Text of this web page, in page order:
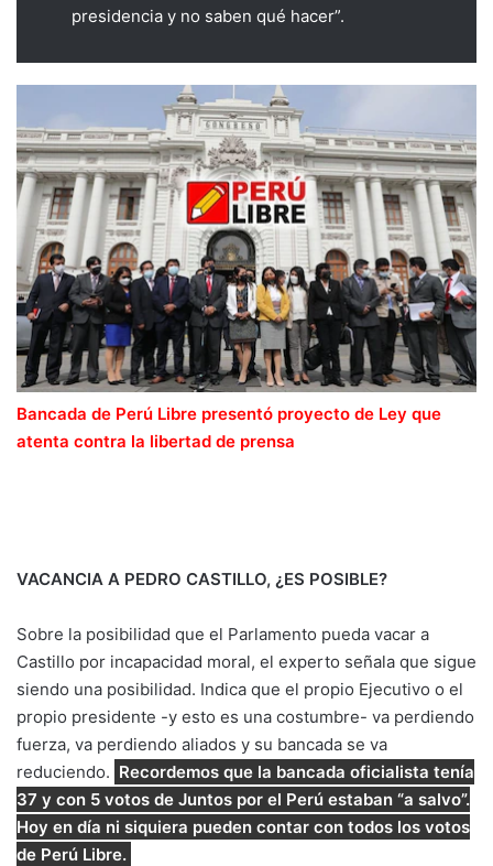
presidencia y no saben qué hacer”.
Bancada de Perú Libre presentó proyecto de Ley que
atenta contra la libertad de prensa
VACANCIA A PEDRO CASTILLO, ¿ES POSIBLE?
Sobre la posibilidad que el Parlamento pueda vacar a
Castillo por incapacidad moral, el experto señala que sigue
siendo una posibilidad. Indica que el propio Ejecutivo o el
propio presidente -y esto es una costumbre- va perdiendo
fuerza, va perdiendo aliados y su bancada se va
reduciendo. Recordemos que la bancada oficialista tenía
37 y con 5 votos de Juntos por el Perú estaban “a salvo”.
Hoy en día ni siquiera pueden contar con todos los votos
de Perú Libre.